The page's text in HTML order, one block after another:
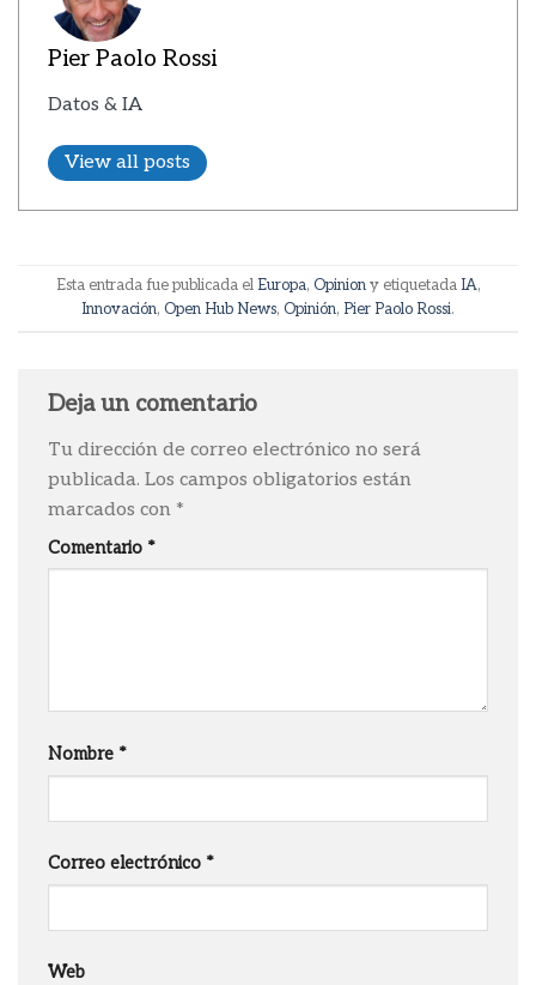
Pier Paolo Rossi
Datos & IA
View all posts
Esta entrada fue publicada el Europa, Opiniony etiquetada IA,
Innovación, Open Hub News, Opinión, Pier Paolo Rossi.
Deja un comentario
Tu dirección de correo electrónico no será
publicada. Los campos obligatorios están
marcados con *
Comentario *
Nombre *
Correo electrónico *
Web